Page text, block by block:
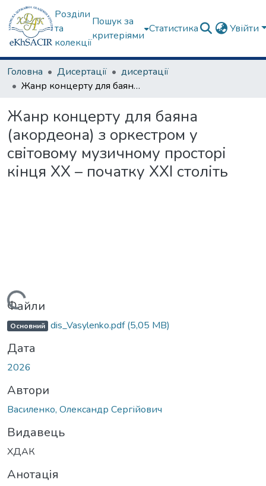
Розділи
та
колекції
Пошук за
критеріями
Статистика Увійти
Головна Дисертації
дисертації
Жанр концерту для баяна (акордеона) з оркестром у світовому музичному просторі кінця ХХ – початку ХХІ століть
Жанр концерту для баяна
(акордеона) з оркестром у
світовому музичному просторі
кінця ХХ – початку ХХІ століть
Вантажиться...
Файли
Основний dis_Vasylenko.pdf(5,05 MB)
Дата
2026
Автори
Василенко, Олександр Сергійович
Видавець
ХДАК
Анотація